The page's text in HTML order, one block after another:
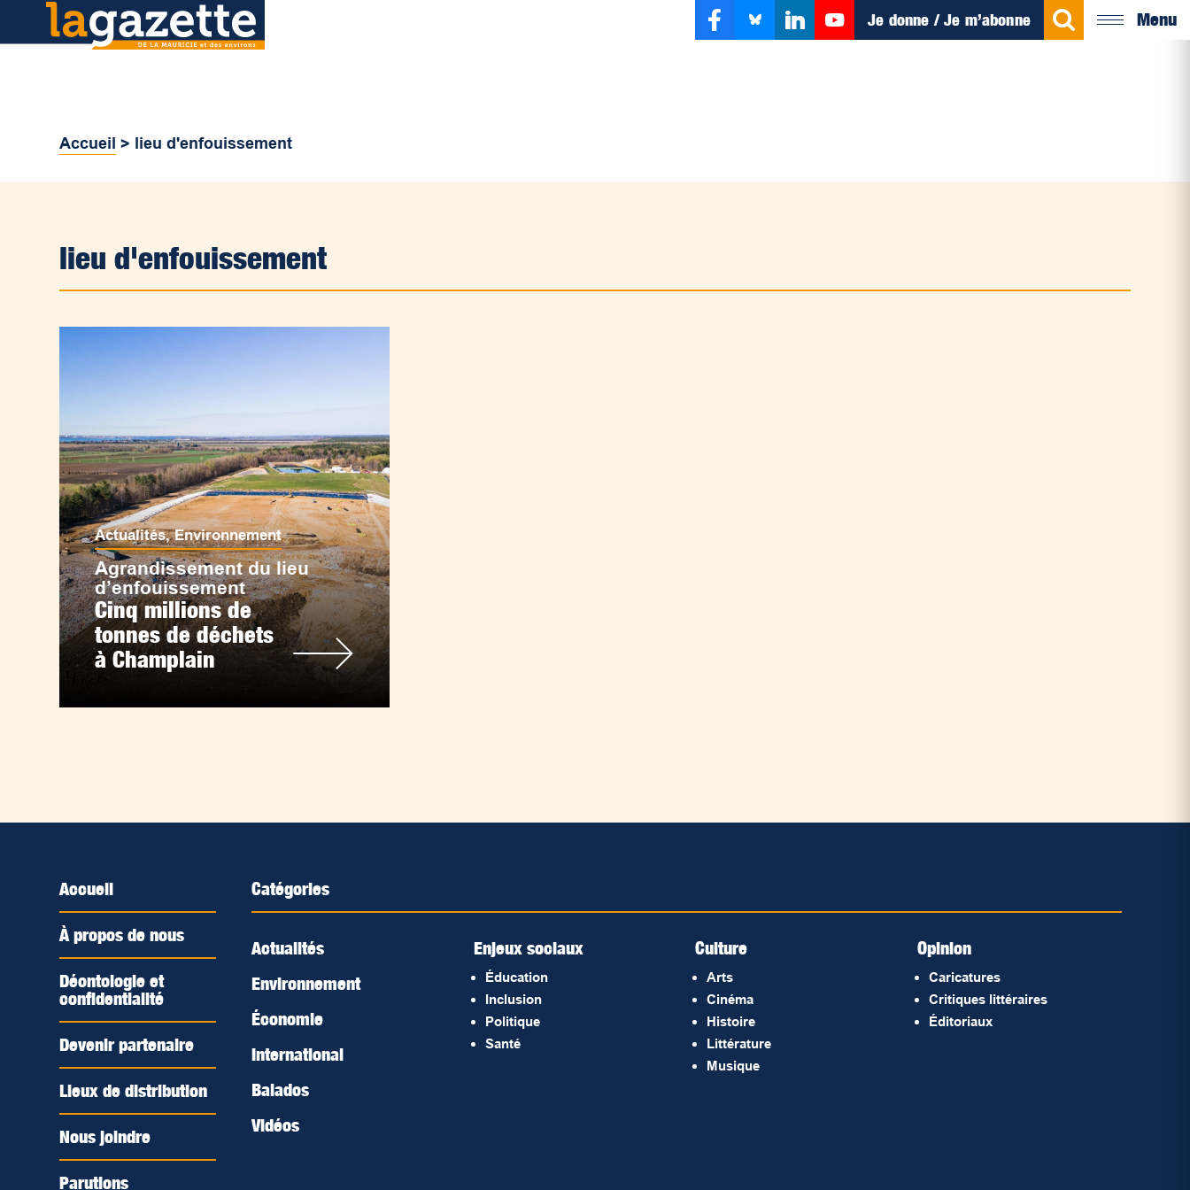
Je donne / Je m’abonne Menu
Accueil > lieu d'enfouissement
lieu d'enfouissement
Actualités,Environnement
Agrandissement du lieu
d’enfouissement
Cinq millions de
tonnes de déchets
à Champlain
Accueil
À propos de nous
Déontologie et
confidentialité
Devenir partenaire
Lieux de distribution
Nous joindre
Parutions
Catégories
Actualités
Environnement
Économie
International
Balados
Vidéos
Enjeux sociaux
Éducation
Inclusion
Politique
Santé
Culture
Arts
Cinéma
Histoire
Littérature
Musique
Opinion
Caricatures
Critiques littéraires
Éditoriaux